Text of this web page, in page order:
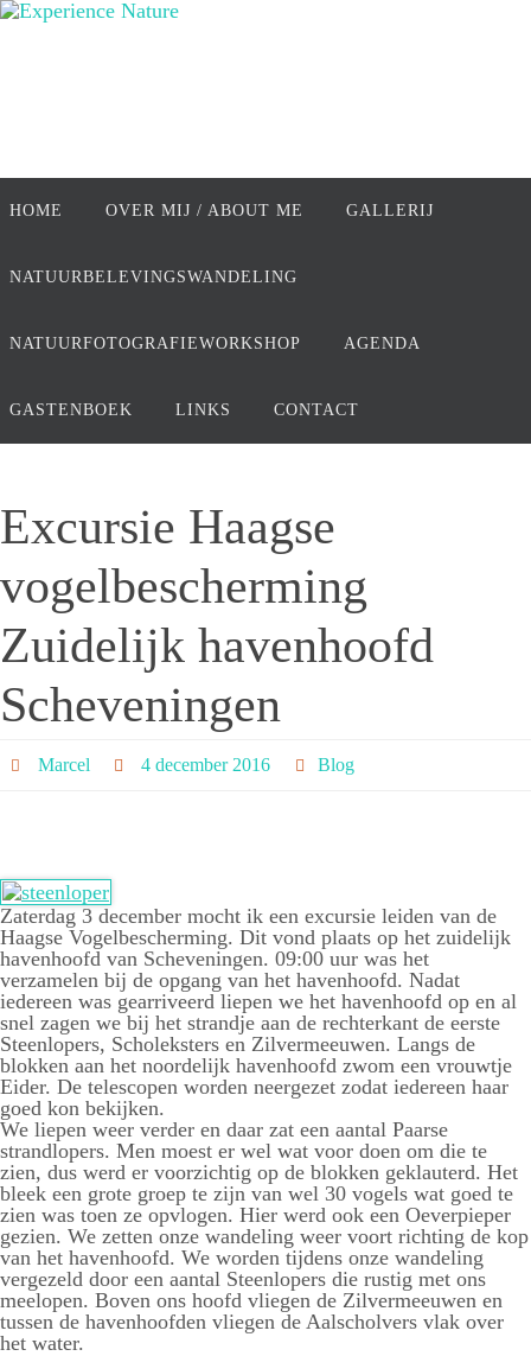
Ga
naar
deHOME OVER MIJ / ABOUT ME GALLERIJ
NATUURBELEVINGSWANDELING
NATUURFOTOGRAFIEWORKSHOP AGENDA
GASTENBOEK LINKS CONTACT
Excursie Haagse
vogelbescherming
Zuidelijk havenhoofd
Scheveningen
Marcel 4 december 2016 Blog
Zaterdag 3 december mocht ik een excursie leiden van de
Haagse Vogelbescherming. Dit vond plaats op het zuidelijk
havenhoofd van Scheveningen. 09:00 uur was het
verzamelen bij de opgang van het havenhoofd. Nadat
iedereen was gearriveerd liepen we het havenhoofd op en al
snel zagen we bij het strandje aan de rechterkant de eerste
Steenlopers, Scholeksters en Zilvermeeuwen. Langs de
blokken aan het noordelijk havenhoofd zwom een vrouwtje
Eider. De telescopen worden neergezet zodat iedereen haar
goed kon bekijken.
We liepen weer verder en daar zat een aantal Paarse
strandlopers. Men moest er wel wat voor doen om die te
zien, dus werd er voorzichtig op de blokken geklauterd. Het
bleek een grote groep te zijn van wel 30 vogels wat goed te
zien was toen ze opvlogen. Hier werd ook een Oeverpieper
gezien. We zetten onze wandeling weer voort richting de kop
van het havenhoofd. We worden tijdens onze wandeling
vergezeld door een aantal Steenlopers die rustig met ons
meelopen. Boven ons hoofd vliegen de Zilvermeeuwen en
tussen de havenhoofden vliegen de Aalscholvers vlak over
het water.